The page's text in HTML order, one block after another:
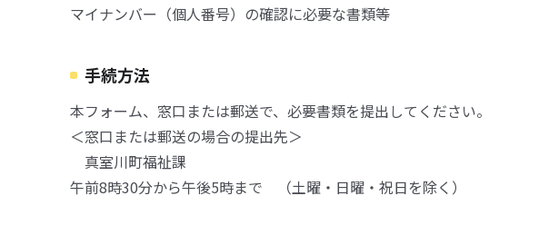
マイナンバー（個人番号）の確認に必要な書類等
手続方法
本フォーム、窓口または郵送で、必要書類を提出してください。
＜窓口または郵送の場合の提出先＞
真室川町福祉課
午前8時30分から午後5時まで （土曜・日曜・祝日を除く）